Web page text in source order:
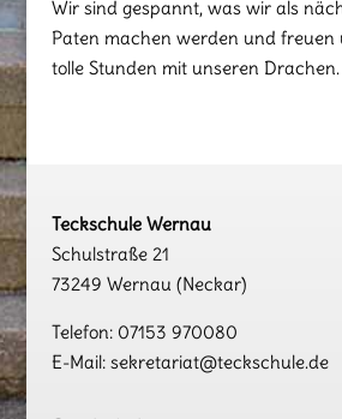
Wir sind gespannt, was wir als
Paten machen werden und freuen
tolle Stunden mit unseren Drachen.
Teckschule Wernau
Schulstraße 21
73249 Wernau (Neckar)
Telefon: 07153 970080
E-Mail: sekretariat@teckschule.de